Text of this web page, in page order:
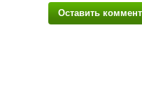
Оставить